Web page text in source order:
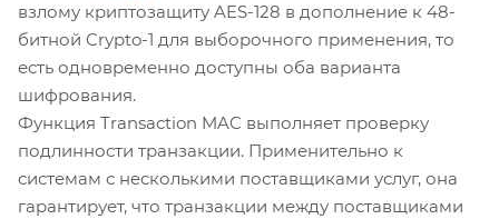
взлому криптозащиту AES-128 в дополнение к 48-
битной Crypto-1 для выборочного применения, то
есть одновременно доступны оба варианта
шифрования.
Функция Transaction MAC выполняет проверку
подлинности транзакции. Применительно к
системам с несколькими поставщиками услуг, она
гарантирует, что транзакции между поставщиками